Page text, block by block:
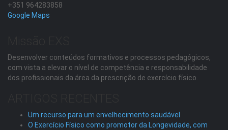
+351 964283858
Google Maps
Desenvolver conteúdos formativos e processos pedagógicos,
com vista a elevar o nível de competência e responsabilidade
dos profissionais da área da prescrição de exercício físico.
Um recurso para um envelhecimento saudável
O Exercício Físico como promotor da Longevidade, com